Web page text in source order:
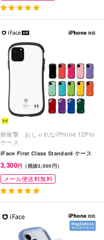
耐衝撃 おしゃれなiPhone 12Pro
ケース
iFace First Class Standard ケース
3,300円 （税抜3,000円）
メール便送料無料